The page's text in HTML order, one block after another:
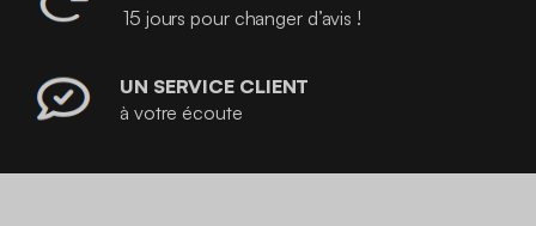
15 jours pour changer d’avis !
UN SERVICE CLIENT
à votre écoute